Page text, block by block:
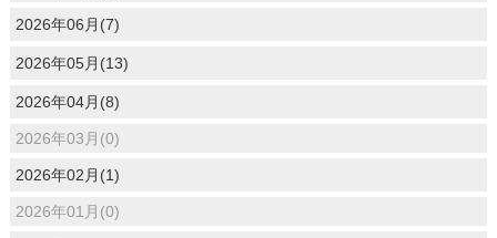
2026年06月(7)
2026年05月(13)
2026年04月(8)
2026年03月(0)
2026年02月(1)
2026年01月(0)